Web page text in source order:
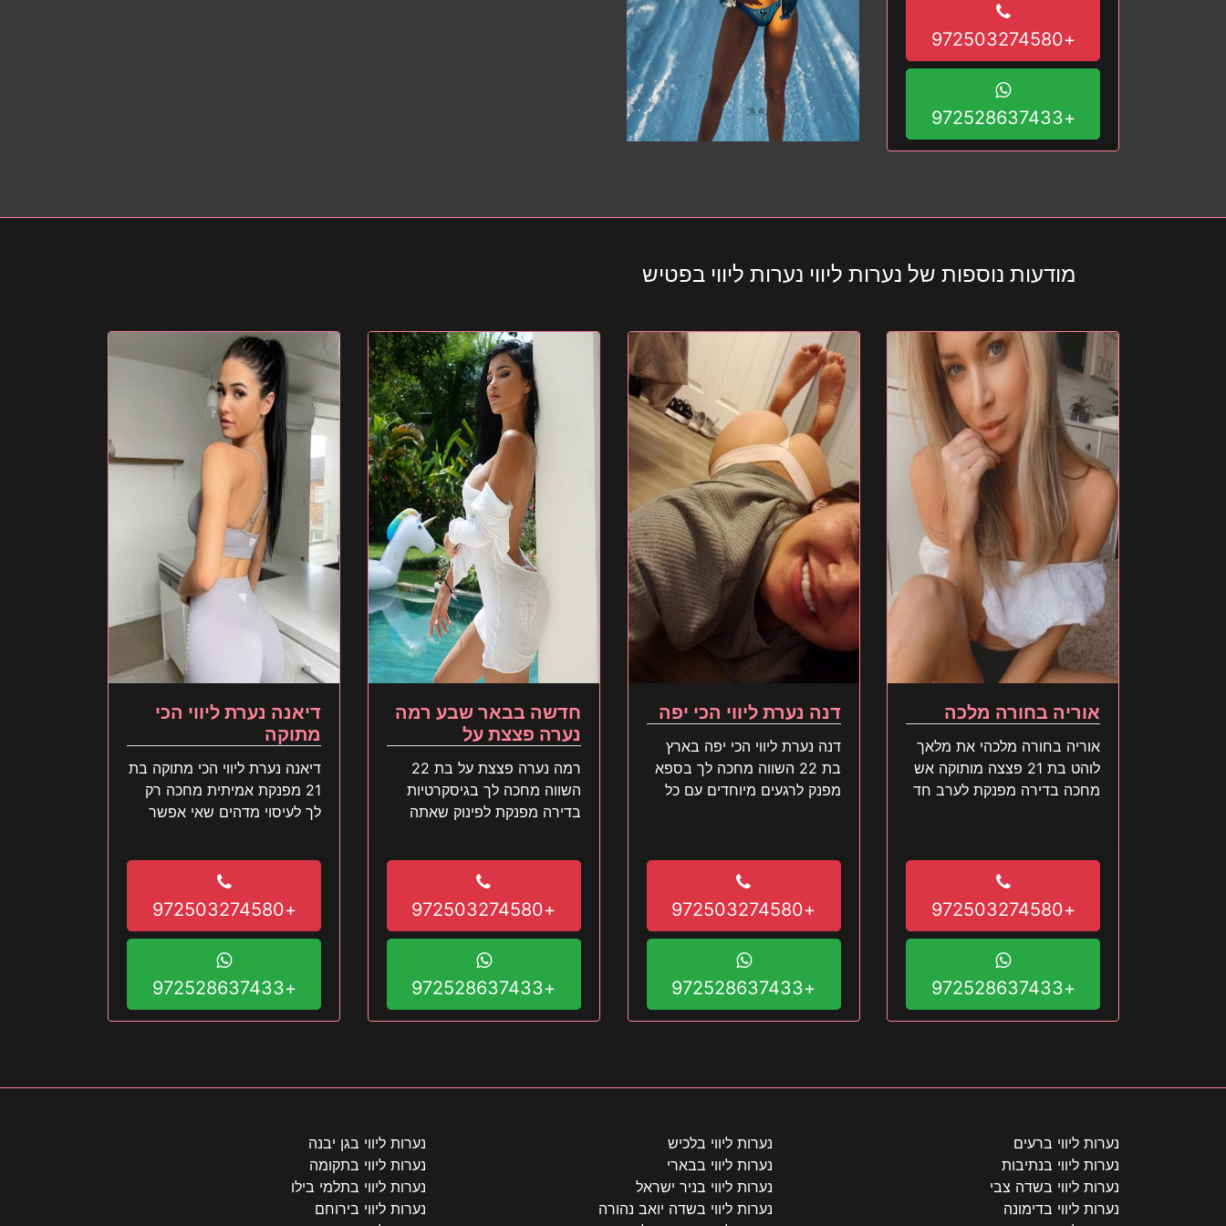
+972503274580
+972528637433
מודעות נוספות של נערות ליווי נערות ליווי בפטיש
אוריה בחורה מלכה
אוריה בחורה מלכהי את מלאך
לוהט בת 21 פצצה מותוקה אש
מחכה בדירה מפנקת לערב חד
+972503274580
+972528637433
דנה נערת ליווי הכי יפה
דנה נערת ליווי הכי יפה בארץ
בת 22 השווה מחכה לך בספא
מפנק לרגעים מיוחדים עם כל
+972503274580
+972528637433
חדשה בבאר שבע רמה
נערה פצצת על
רמה נערה פצצת על בת 22
השווה מחכה לך בגיסקרטיות
בדירה מפנקת לפינוק שאתה
+972503274580
+972528637433
דיאנה נערת ליווי הכי
מתוקה
דיאנה נערת ליווי הכי מתוקה בת
21 מפנקת אמיתית מחכה רק
לך לעיסוי מדהים שאי אפשר
+972503274580
+972528637433
נערות ליווי ברעים
נערות ליווי בנתיבות
נערות ליווי בשדה צבי
נערות ליווי בדימונה
נערות ליווי בלכיש
נערות ליווי בבארי
נערות ליווי בניר ישראל
נערות ליווי בשדה יואב נהורה
נערות ליווי בגן יבנה
נערות ליווי בתקומה
נערות ליווי בתלמי בילו
נערות ליווי בירוחם